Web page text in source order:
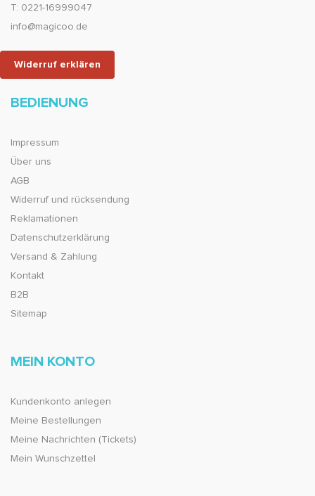
T: 0221-16999047
info@magicoo.de
Widerruf erklären
BEDIENUNG
Impressum
Über uns
AGB
Widerruf und rücksendung
Reklamationen
Datenschutzerklärung
Versand & Zahlung
Kontakt
B2B
Sitemap
MEIN KONTO
Kundenkonto anlegen
Meine Bestellungen
Meine Nachrichten (Tickets)
Mein Wunschzettel